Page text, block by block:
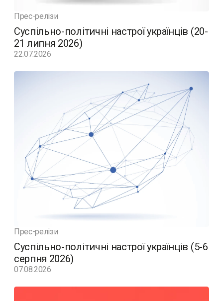
Прес-релізи
Суспільно-політичні настрої українців (20-
21 липня 2026)
22.07.2026
Прес-релізи
Суспільно-політичні настрої українців (5-6
серпня 2026)
07.08.2026